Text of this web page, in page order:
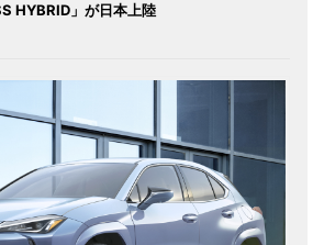
HYBRID」が日本上陸